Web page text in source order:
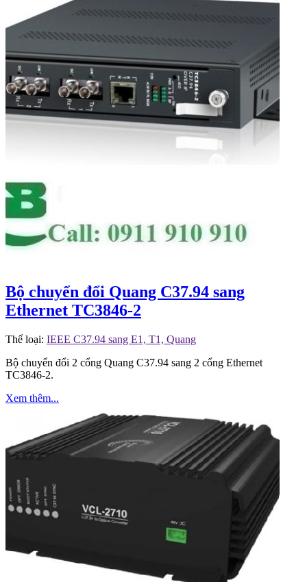
Bộ chuyển đổi Quang C37.94 sang
Ethernet TC3846-2
Thể loại: IEEE C37.94 sang E1, T1, Quang
Bộ chuyển đổi 2 cổng Quang C37.94 sang 2 cổng Ethernet
TC3846-2.
Xem thêm...